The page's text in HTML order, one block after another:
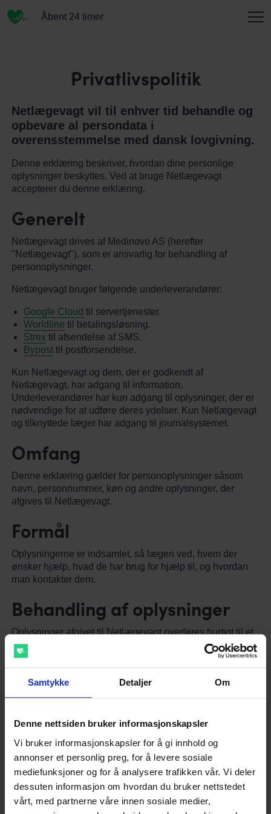
Samtykke Detaljer Om
Denne nettsiden bruker informasjonskapsler
Vi bruker informasjonskapsler for å gi innhold og
annonser et personlig preg, for å levere sosiale
mediefunksjoner og for å analysere trafikken vår. Vi deler
dessuten informasjon om hvordan du bruker nettstedet
vårt, med partnerne våre innen sosiale medier,
Åbent 24 timer
OM OS
KONTAKT
Privatlivspolitik
Netlægevagt vil til enhver tid behandle og
opbevare al persondata i
overensstemmelse med dansk lovgivning.
Denne erklæring beskriver, hvordan dine personlige
oplysninger beskyttes. Ved at bruge Netlægevagt
accepterer du denne erklæring.
Generelt
Netlægevagt drives af Medinovo AS (herefter
"Netlægevagt"), som er ansvarlig for behandling af
personoplysninger.
Netlægevagt bruger følgende underleverandører:
Google Cloud til servertjenester.
Worldline til betalingsløsning.
Strex til afsendelse af SMS.
Byposttil postforsendelse.
Kun Netlægevagt og dem, der er godkendt af
Netlægevagt, har adgang til information.
Underleverandører har kun adgang til oplysninger, der er
nødvendige for at udføre deres ydelser. Kun Netlægevagt
og tilknyttede læger har adgang til journalsystemet.
Omfang
Denne erklæring gælder for personoplysninger såsom
navn, personnummer, køn og andre oplysninger, der
afgives til Netlægevagt.
Formål
Oplysningerne er indsamlet, så lægen ved, hvem der
ønsker hjælp, hvad de har brug for hjælp til, og hvordan
man kontakter dem.
Behandling af oplysninger
Oplysninger afgivet til Netlægevagt overføres hurtigt til et
lukket journalsystem, der er i Norsk Helsenett (som i
almindelige lægehuse). I forbindelse med overførslen
opbevares persondata midlertidigt i kort tid på
Netlægevagts internetserver, som er centralt placeret i
Europa under Googles strenge overvågning.
Opbevaring af information
Mellemliggende lagrede oplysninger slettes så hurtigt
som det er teknisk muligt efter overførsel til et lukket
journalsystem.
Ændring, sletning og adgang